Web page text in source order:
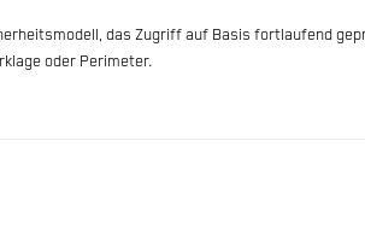
das Zugriff auf Basis fortlaufend
oder Perimeter.